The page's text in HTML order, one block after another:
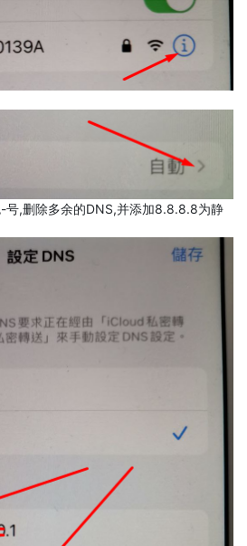
号,删除多余的DNS,并添加8.8.8.8为静